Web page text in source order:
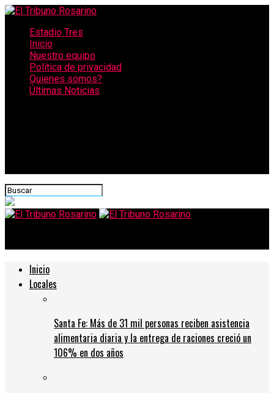
Estadio Tres
Inicio
Nuestro equipo
Política de privacidad
Quienes somos?
Últimas Noticias
Inicio
Locales
Santa Fe: Más de 31 mil personas reciben asistencia
alimentaria diaria y la entrega de raciones creció un
106% en dos años